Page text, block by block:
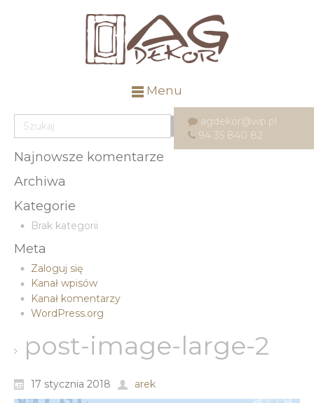
Menu
agdekor@wp.pl
94 35 840 82
Najnowsze komentarze
Archiwa
Kategorie
Brak kategorii
Meta
Zaloguj się
Kanał wpisów
Kanał komentarzy
WordPress.org
post-image-large-2
17 stycznia 2018 arek